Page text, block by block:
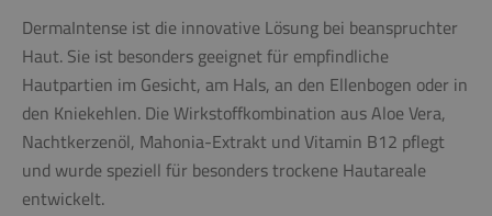
DermaIntense ist die innovative Lösung bei beanspruchter
Haut. Sie ist besonders geeignet für empfindliche
Hautpartien im Gesicht, am Hals, an den Ellenbogen oder in
den Kniekehlen. Die Wirkstoffkombination aus Aloe Vera,
Nachtkerzenöl, Mahonia-Extrakt und Vitamin B12 pflegt
und wurde speziell für besonders trockene Hautareale
entwickelt.